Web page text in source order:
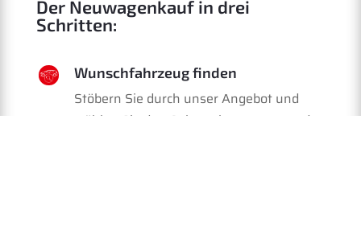
Der Neuwagenkauf in drei
Schritten:
Wunschfahrzeug finden
Stöbern Sie durch unser Angebot und
wählen Sie den Gebrauchtwagen aus, der